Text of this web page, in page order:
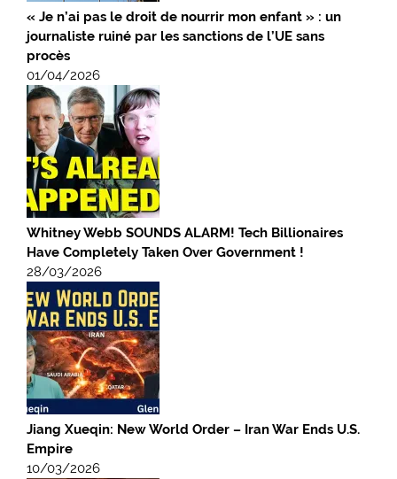
« Je n’ai pas le droit de nourrir mon enfant » : un
journaliste ruiné par les sanctions de l’UE sans
procès
01/04/2026
Whitney Webb SOUNDS ALARM! Tech Billionaires
Have Completely Taken Over Government !
28/03/2026
Jiang Xueqin: New World Order – Iran War Ends U.S.
Empire
10/03/2026